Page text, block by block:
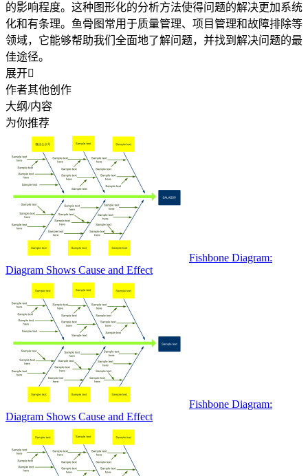
的影响程度。这种图形化的分析方法使得问题的解决更加系统
化和有条理。鱼骨图常用于质量管理、项目管理和故障排除等
领域，它能够帮助我们全面地了解问题，并找到解决问题的最
佳途径。
展开
作者其他创作
大纲/内容
为你推荐
Fishbone Diagram:
Diagram Shows Cause and Effect
Fishbone Diagram:
Diagram Shows Cause and Effect